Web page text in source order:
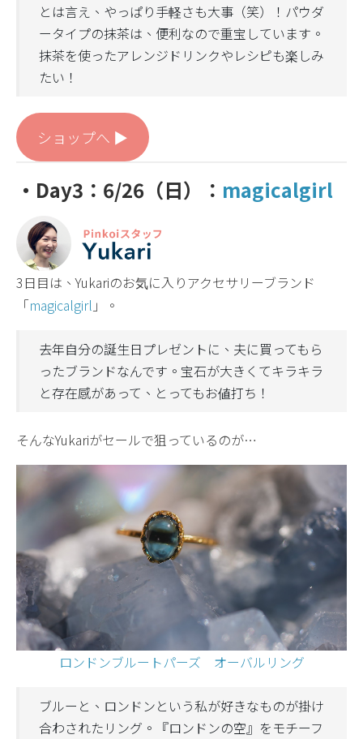
とは言え、やっぱり手軽さも大事（笑）！パウダ
ータイプの抹茶は、便利なので重宝しています。
抹茶を使ったアレンジドリンクやレシピも楽しみ
たい！
ショップへ ▶︎
・Day3：6/26（日）： magicalgirl
3日目は、Yukariのお気に入りアクセサリーブランド
「magicalgirl 」。
去年自分の誕生日プレゼントに、夫に買ってもら
ったブランドなんです。宝石が大きくてキラキラ
と存在感があって、とってもお値打ち！
そんなYukariがセールで狙っているのが…
ロンドンブルートパーズ オーバルリング
ブルーと、ロンドンという私が好きなものが掛け
合わされたリング。『ロンドンの空』をモチーフ